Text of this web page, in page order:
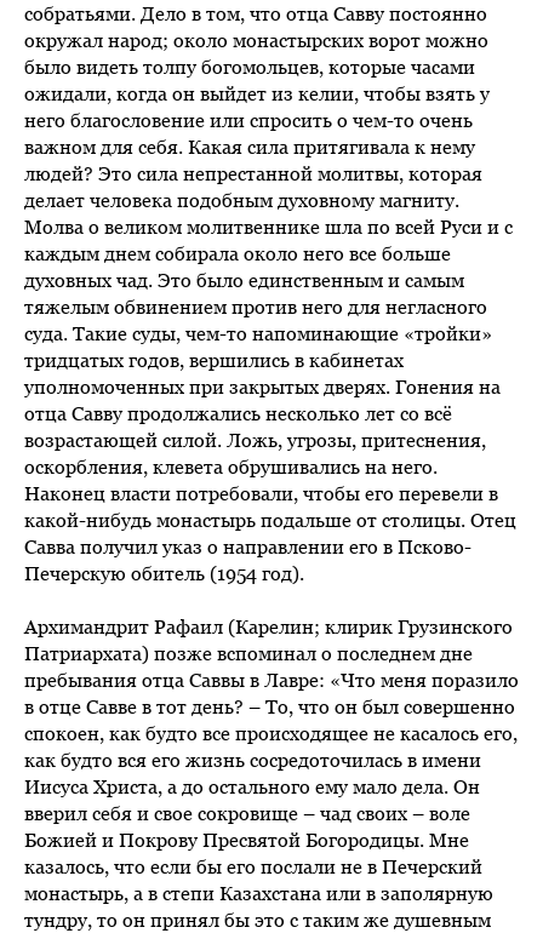
собратьями. Дело в том, что отца Савву постоянно
окружал народ; около монастырских ворот можно
было видеть толпу богомольцев, которые часами
ожидали, когда он выйдет из келии, чтобы взять у
него благословение или спросить о чем-то очень
важном для себя. Какая сила притягивала к нему
людей? Это сила непрестанной молитвы, которая
делает человека подобным духовному магниту.
Молва о великом молитвеннике шла по всей Руси и с
каждым днем собирала около него все больше
духовных чад. Это было единственным и самым
тяжелым обвинением против него для негласного
суда. Такие суды, чем-то напоминающие «тройки»
тридцатых годов, вершились в кабинетах
уполномоченных при закрытых дверях. Гонения на
отца Савву продолжались несколько лет со всё
возрастающей силой. Ложь, угрозы, притеснения,
оскорбления, клевета обрушивались на него.
Наконец власти потребовали, чтобы его перевели в
какой-нибудь монастырь подальше от столицы. Отец
Савва получил указ о направлении его в Псково-
Печерскую обитель (1954 год).
Архимандрит Рафаил (Карелин; клирик Грузинского
Патриархата) позже вспоминал о последнем дне
пребывания отца Саввы в Лавре: «Что меня поразило
в отце Савве в тот день? – То, что он был совершенно
спокоен, как будто все происходящее не касалось его,
как будто вся его жизнь сосредоточилась в имени
Иисуса Христа, а до остального ему мало дела. Он
вверил себя и свое сокровище – чад своих – воле
Божией и Покрову Пресвятой Богородицы. Мне
казалось, что если бы его послали не в Печерский
монастырь, а в степи Казахстана или в заполярную
тундру, то он принял бы это с таким же душевным